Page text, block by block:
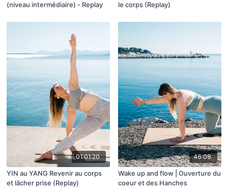
(niveau intermédiaire) - Replay
le corps (Replay)
01:01:20
YIN au YANG Revenir au corps
et lâcher prise (Replay)
46:08
Wake up and flow | Ouverture du
coeur et des Hanches